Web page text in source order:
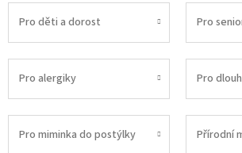
Pro děti a dorost Pro
Pro alergiky Pro
Pro miminka do postýlky Přírodní